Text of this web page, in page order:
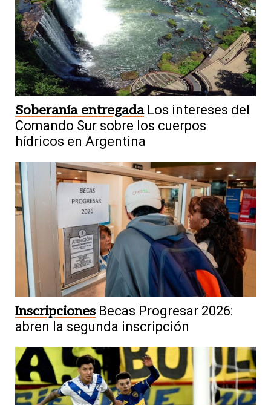
Soberanía entregada Los intereses del
Comando Sur sobre los cuerpos
hídricos en Argentina
Inscripciones Becas Progresar 2026:
abren la segunda inscripción